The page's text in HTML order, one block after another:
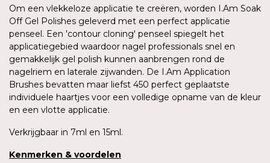
Om een vlekkeloze applicatie te creëren, worden I.Am Soak
Off Gel Polishes geleverd met een perfect applicatie
penseel. Een 'contour cloning' penseel spiegelt het
applicatiegebied waardoor nagel professionals snel en
gemakkelijk gel polish kunnen aanbrengen rond de
nagelriem en laterale zijwanden. De I.Am Application
Brushes bevatten maar liefst 450 perfect geplaatste
individuele haartjes voor een volledige opname van de kleur
en een vlotte applicatie.
Verkrijgbaar in 7ml en 15ml.
Kenmerken & voordelen